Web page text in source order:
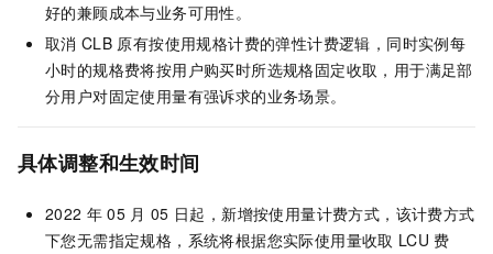
好的兼顾成本与业务可用性。
取消 CLB 原有按使用规格计费的弹性计费逻辑，同时实例每
小时的规格费将按用户购买时所选规格固定收取，用于满足部
分用户对固定使用量有强诉求的业务场景。
具体调整和生效时间
2022 年 05 月 05 日起，新增按使用量计费方式，该计费方式
下您无需指定规格，系统将根据您实际使用量收取 LCU 费